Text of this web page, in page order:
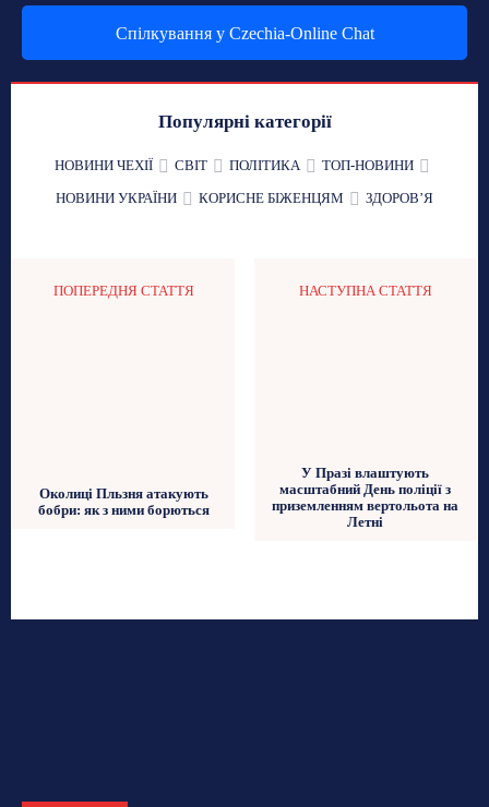
Спілкування у Czechia-Online Chat
Популярні категорії
НОВИНИ ЧЕХІЇ СВІТ ПОЛІТИКА
ТОП-НОВИНИ
НОВИНИ УКРАЇНИ
КОРИСНЕ БІЖЕНЦЯМ ЗДОРОВʼЯ
ПОПЕРЕДНЯ СТАТТЯ
Околиці Пльзня атакують
бобри: як з ними борються
НАСТУПНА СТАТТЯ
У Празі влаштують
масштабний День поліції з
приземленням вертольота на
Летні